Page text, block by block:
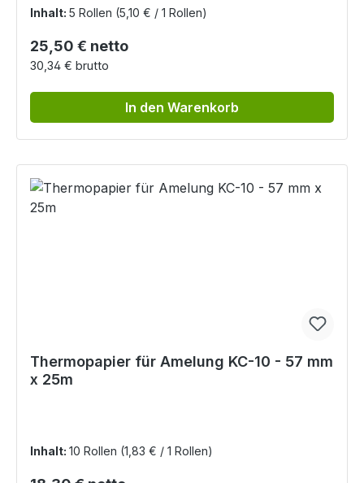
Inhalt: 5 Rollen (5,10 € / 1 Rollen)
Regulärer Preis:
25,50 € netto
30,34 € brutto
In den Warenkorb
Thermopapier für Amelung KC-10 - 57 mm
x 25m
Inhalt: 10 Rollen (1,83 € / 1 Rollen)